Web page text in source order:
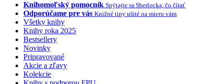
Knihomoľský pomocník Spýtajte sa Sherlocka, čo čítať
Odporúčame pre vás Knižné tipy ušité na mieru vám
Všetky knihy
Knihy roka 2025
Bestsellery
Novinky
Pripravované
Akcie a zľavy
Kolekcie